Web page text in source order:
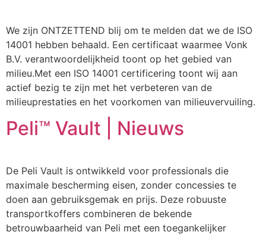
We zijn ONTZETTEND blij om te melden dat we de ISO
14001 hebben behaald. Een certificaat waarmee Vonk
B.V. verantwoordelijkheid toont op het gebied van
milieu.Met een ISO 14001 certificering toont wij aan
actief bezig te zijn met het verbeteren van de
milieuprestaties en het voorkomen van milieuvervuiling.
Peli™ Vault | Nieuws
De Peli Vault is ontwikkeld voor professionals die
maximale bescherming eisen, zonder concessies te
doen aan gebruiksgemak en prijs. Deze robuuste
transportkoffers combineren de bekende
betrouwbaarheid van Peli met een toegankelijker